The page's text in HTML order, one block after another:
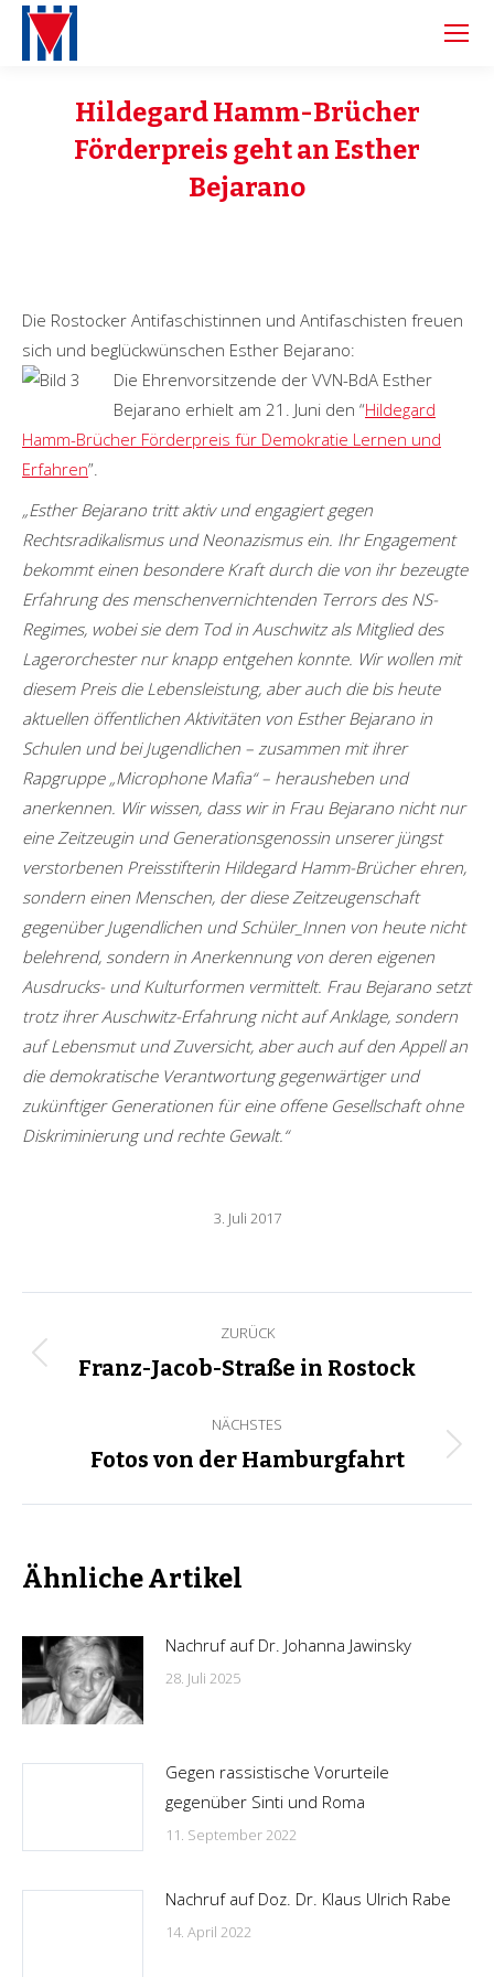
Hildegard Hamm-Brücher
Förderpreis geht an Esther
Bejarano
Die Rostocker Antifaschistinnen und Antifaschisten freuen
sich und beglückwünschen Esther Bejarano:
Die Ehrenvorsitzende der VVN-BdA Esther
Bejarano erhielt am 21. Juni den “Hildegard
Hamm-Brücher Förderpreis für Demokratie Lernen und
Erfahren”.
„Esther Bejarano tritt aktiv und engagiert gegen
Rechtsradikalismus und Neonazismus ein. Ihr Engagement
bekommt einen besondere Kraft durch die von ihr bezeugte
Erfahrung des menschenvernichtenden Terrors des NS-
Regimes, wobei sie dem Tod in Auschwitz als Mitglied des
Lagerorchester nur knapp entgehen konnte. Wir wollen mit
diesem Preis die Lebensleistung, aber auch die bis heute
aktuellen öffentlichen Aktivitäten von Esther Bejarano in
Schulen und bei Jugendlichen – zusammen mit ihrer
Rapgruppe „Microphone Mafia“ – herausheben und
anerkennen. Wir wissen, dass wir in Frau Bejarano nicht nur
eine Zeitzeugin und Generationsgenossin unserer jüngst
verstorbenen Preisstifterin Hildegard Hamm-Brücher ehren,
sondern einen Menschen, der diese Zeitzeugenschaft
gegenüber Jugendlichen und Schüler_Innen von heute nicht
belehrend, sondern in Anerkennung von deren eigenen
Ausdrucks- und Kulturformen vermittelt. Frau Bejarano setzt
trotz ihrer Auschwitz-Erfahrung nicht auf Anklage, sondern
auf Lebensmut und Zuversicht, aber auch auf den Appell an
die demokratische Verantwortung gegenwärtiger und
zukünftiger Generationen für eine offene Gesellschaft ohne
Diskriminierung und rechte Gewalt.“
3. Juli 2017
Kommentarnavigation
ZURÜCK
Vorheriger
Franz-Jacob-Straße in Rostock
NÄCHSTES
Nächster
Fotos von der Hamburgfahrt
Ähnliche Artikel
Nachruf auf Dr. Johanna Jawinsky
28. Juli 2025
Gegen rassistische Vorurteile
gegenüber Sinti und Roma
11. September 2022
Nachruf auf Doz. Dr. Klaus Ulrich Rabe
14. April 2022